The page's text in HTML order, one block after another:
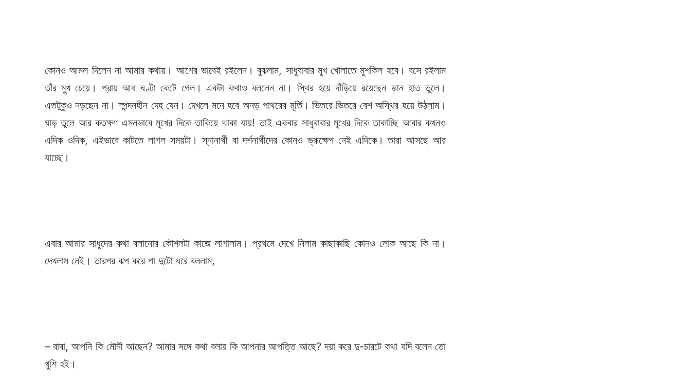
কোনও আমল দিলেন না আমার কথায়। আগের ভাবেই রইলেন। বুঝলাম, সাধুবাবার মুখ খোলাতে মুশকিল হবে। বসে রইলাম
তাঁর মুখ চেয়ে। প্রায় আধ ঘণ্টা কেটে গেল। একটা কথাও বললেন না। স্থির হয়ে দাঁড়িয়ে রয়েছেন ডান হাত তুলে।
এতটুকুও নড়ছেন না। স্পন্দনহীন দেহ যেন। দেখলে মনে হবে অনড় পাথরের মূর্তি। ভিতরে ভিতরে বেশ অস্থির হয়ে উঠলাম।
ঘাড় তুলে আর কতক্ষণ এমনভাবে মুখের দিকে তাকিয়ে থাকা যায়! তাই একবার সাধুবাবার মুখের দিকে তাকাচ্ছি আবার কখনও
এদিক ওদিক, এইভাবে কাটতে লাগল সময়টা। স্নানার্থী বা দর্শনার্থীদের কোনও ভ্রূক্ষেপ নেই এদিকে। তারা আসছে আর
যাচ্ছে।
এবার আমার সাধুদের কথা বলানোর কৌশলটা কাজে লাগালাম। প্রথমে দেখে নিলাম কাছাকাছি কোনও লোক আছে কি না।
দেখলাম নেই। তারপর ঝপ করে পা দুটো ধরে বললাম,
– বাবা, আপনি কি মৌনী আছেন? আমার সঙ্গে কথা বলায় কি আপনার আপত্তি আছে? দয়া করে দু-চারটে কথা যদি বলেন তো
খুশি হই।